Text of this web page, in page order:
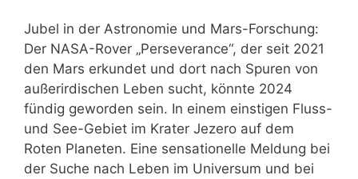
Jubel in der Astronomie und Mars-Forschung:
Der NASA-Rover „Perseverance“, der seit 2021
den Mars erkundet und dort nach Spuren von
außerirdischen Leben sucht, könnte 2024
fündig geworden sein. In einem einstigen Fluss-
und See-Gebiet im Krater Jezero auf dem
Roten Planeten. Eine sensationelle Meldung bei
der Suche nach Leben im Universum und bei